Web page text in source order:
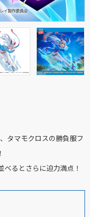
タマモクロスの勝負服フ
るとさらに迫力満点！